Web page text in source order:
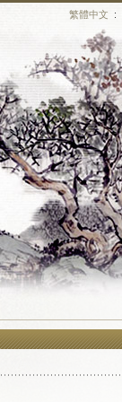
繁體中文 :